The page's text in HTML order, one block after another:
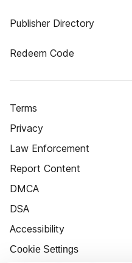
Publisher Directory
Redeem Code
Terms
Privacy
Law Enforcement
Report Content
DMCA
DSA
Accessibility
Cookie Settings